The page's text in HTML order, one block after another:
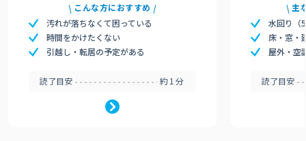
こんな方におすすめ
汚れが落ちなくて困っている
時間をかけたくない
引越し・転居の予定がある
読了目安 約1分
主
水回り（
床・窓・
屋外・空
読了目安